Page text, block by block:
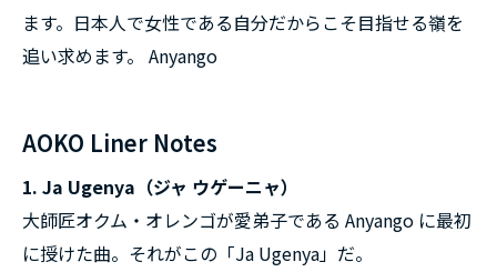
ます。日本人で女性である自分だからこそ目指せる嶺を
追い求めます。 Anyango
AOKO Liner Notes
1. Ja Ugenya（ジャ ウゲーニャ）
大師匠オクム・オレンゴが愛弟子である Anyango に最初
に授けた曲。それがこの「Ja Ugenya」だ。